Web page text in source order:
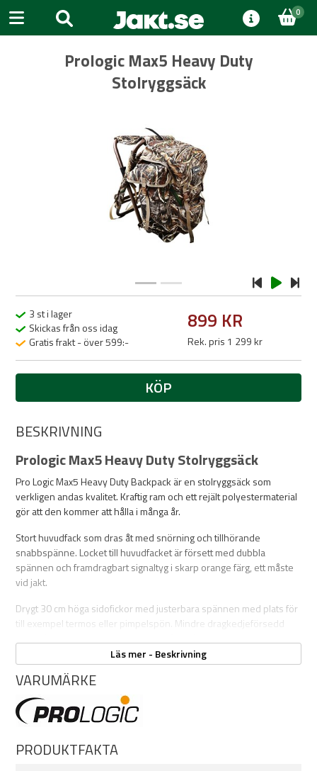
0
Prologic Max5 Heavy Duty
Stolryggsäck
3 st i lager
Skickas från oss idag
Gratis frakt - över 599:-
899 KR
Rek. pris 1 299 kr
KÖP
BESKRIVNING
Prologic Max5 Heavy Duty Stolryggsäck
Pro Logic Max5 Heavy Duty Backpack är en stolryggsäck som
verkligen andas kvalitet. Kraftig ram och ett rejält polyestermaterial
gör att den kommer att hålla i många år.
Stort huvudfack som dras åt med snörning och tillhörande
snabbspänne. Locket till huvudfacket är försett med dubbla
spännen och framdragbart signaltyg i skarp orange färg, ett måste
vid jakt.
Drygt 30 cm höga sidofickor med justerbara spännen med plats för
till exempel termos eller pimpelspön. Mindre dragkedjeförsedd
för skön komfort. Justerbara vadderade bärremmar med
snabbkoppling för bröstet.
Specifikationer:
Storlek 34 x 32 x 51cm.
Max5 kamouflage
Läs mer - Beskrivning
VARUMÄRKE
PRODUKTFAKTA